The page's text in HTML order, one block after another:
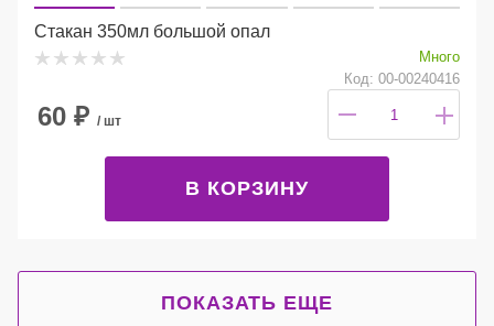
Стакан 350мл большой опал
Много
Код: 00-00240416
60 ₽ / шт
В КОРЗИНУ
ПОКАЗАТЬ ЕЩЕ